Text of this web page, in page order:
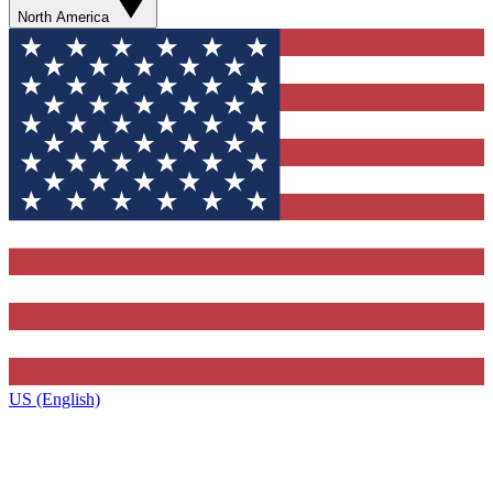
North America
US (English)